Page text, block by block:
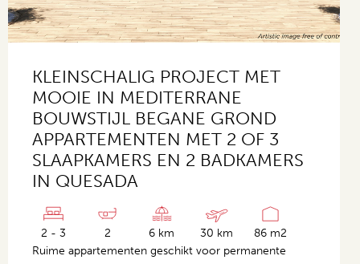
KLEINSCHALIG PROJECT MET
MOOIE IN MEDITERRANE
BOUWSTIJL BEGANE GROND
APPARTEMENTEN MET 2 OF 3
SLAAPKAMERS EN 2 BADKAMERS
IN QUESADA
2 - 3 2 6 km 30 km
86 m2
Ruime appartementen geschikt voor permanente